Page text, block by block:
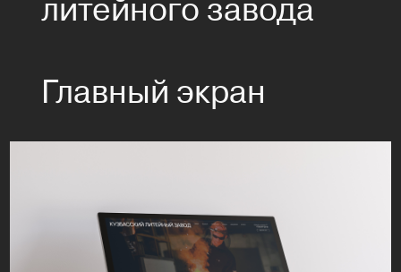
Главный экран